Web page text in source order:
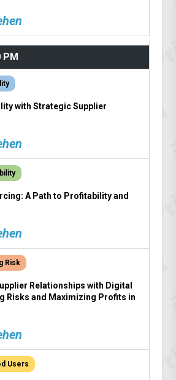
PM
with Strategic Supplier
A Path to Profitability and
Risk
Relationships with Digital
Risks and Maximizing Profits in
Users